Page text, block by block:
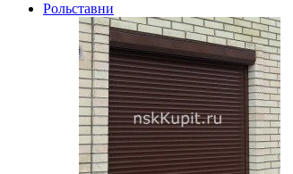
Рольставни